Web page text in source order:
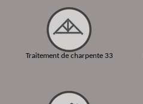
Traitement de charpente 33